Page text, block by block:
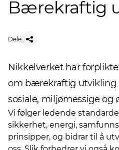
Bærekraftig
Dele
Nikkelverket har
om bærekraftig utvikling
sosiale, miljømessige og
Vi følger ledende
sikkerhet, energi,
prinsipper, og bidrar til å